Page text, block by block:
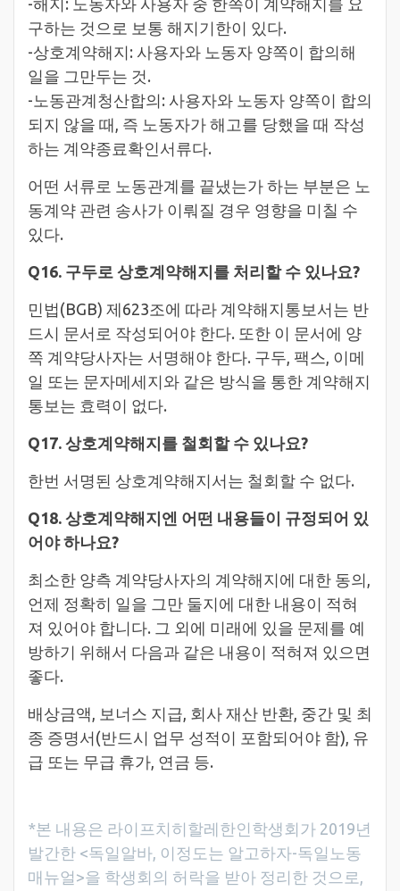
-해지: 노동자와 사용자 중 한쪽이 계약해지를 요
구하는 것으로 보통 해지기한이 있다.
-상호계약해지: 사용자와 노동자 양쪽이 합의해
일을 그만두는 것.
-노동관계청산합의: 사용자와 노동자 양쪽이 합의
되지 않을 때, 즉 노동자가 해고를 당했을 때 작성
하는 계약종료확인서류다.
어떤 서류로 노동관계를 끝냈는가 하는 부분은 노
동계약 관련 송사가 이뤄질 경우 영향을 미칠 수
있다.
Q16. 구두로 상호계약해지를 처리할 수 있나요?
민법(BGB) 제623조에 따라 계약해지통보서는 반
드시 문서로 작성되어야 한다. 또한 이 문서에 양
쪽 계약당사자는 서명해야 한다. 구두, 팩스, 이메
일 또는 문자메세지와 같은 방식을 통한 계약해지
통보는 효력이 없다.
Q17. 상호계약해지를 철회할 수 있나요?
한번 서명된 상호계약해지서는 철회할 수 없다.
Q18. 상호계약해지엔 어떤 내용들이 규정되어 있
어야 하나요?
최소한 양측 계약당사자의 계약해지에 대한 동의,
언제 정확히 일을 그만 둘지에 대한 내용이 적혀
져 있어야 합니다. 그 외에 미래에 있을 문제를 예
방하기 위해서 다음과 같은 내용이 적혀져 있으면
좋다.
배상금액, 보너스 지급, 회사 재산 반환, 중간 및 최
종 증명서(반드시 업무 성적이 포함되어야 함), 유
급 또는 무급 휴가, 연금 등.
*본 내용은 라이프치히할레한인학생회가 2019년
발간한 <독일알바, 이정도는 알고하자-독일노동
매뉴얼>을 학생회의 허락을 받아 정리한 것으로,